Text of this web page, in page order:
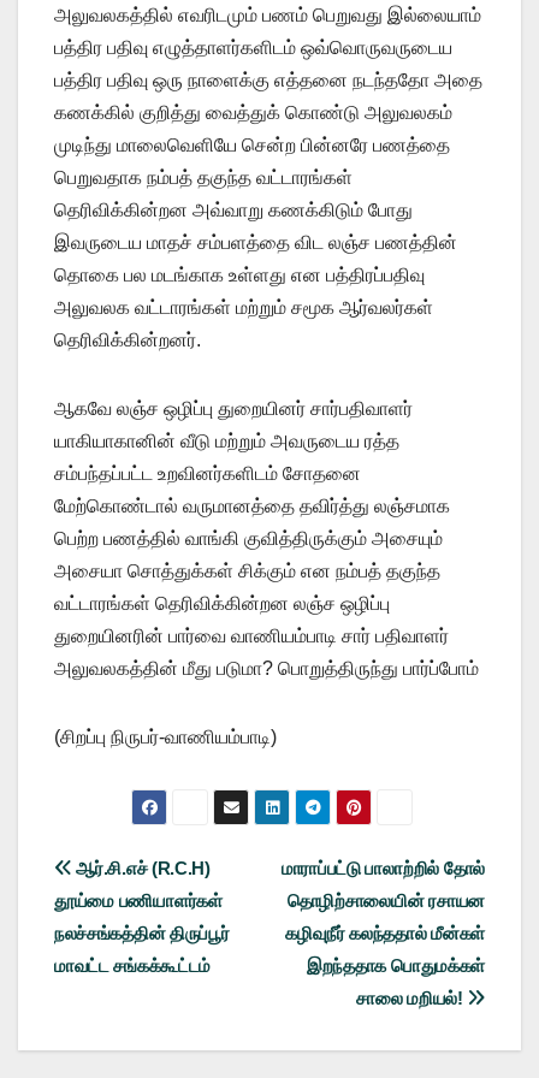
அலுவலகத்தில் எவரிடமும் பணம் பெறுவது இல்லையாம்
பத்திர பதிவு எழுத்தாளர்களிடம் ஒவ்வொருவருடைய
பத்திர பதிவு ஒரு நாளைக்கு எத்தனை நடந்ததோ அதை
கணக்கில் குறித்து வைத்துக் கொண்டு அலுவலகம்
முடிந்து மாலைவெளியே சென்ற பின்னரே பணத்தை
பெறுவதாக நம்பத் தகுந்த வட்டாரங்கள்
தெரிவிக்கின்றன அவ்வாறு கணக்கிடும் போது
இவருடைய மாதச் சம்பளத்தை விட லஞ்ச பணத்தின்
தொகை பல மடங்காக உள்ளது என பத்திரப்பதிவு
அலுவலக வட்டாரங்கள் மற்றும் சமூக ஆர்வலர்கள்
தெரிவிக்கின்றனர்.
ஆகவே லஞ்ச ஒழிப்பு துறையினர் சார்பதிவாளர்
யாகியாகானின் வீடு மற்றும் அவருடைய ரத்த
சம்பந்தப்பட்ட உறவினர்களிடம் சோதனை
மேற்கொண்டால் வருமானத்தை தவிர்த்து லஞ்சமாக
பெற்ற பணத்தில் வாங்கி குவித்திருக்கும் அசையும்
அசையா சொத்துக்கள் சிக்கும் என நம்பத் தகுந்த
வட்டாரங்கள் தெரிவிக்கின்றன லஞ்ச ஒழிப்பு
துறையினரின் பார்வை வாணியம்பாடி சார் பதிவாளர்
அலுவலகத்தின் மீது படுமா? பொறுத்திருந்து பார்ப்போம்
(சிறப்பு நிருபர்-வாணியம்பாடி)
Post
navigation
மாராப்பட்டு பாலாற்றில் தோல்
தொழிற்சாலையின் ரசாயன
கழிவுநீர் கலந்ததால் மீன்கள்
இறந்ததாக பொதுமக்கள்
சாலை மறியல்!
ஆர்.சி.எச் (R.C.H)
தூய்மை பணியாளர்கள்
நலச்சங்கத்தின் திருப்பூர்
மாவட்ட சங்கக்கூட்டம்